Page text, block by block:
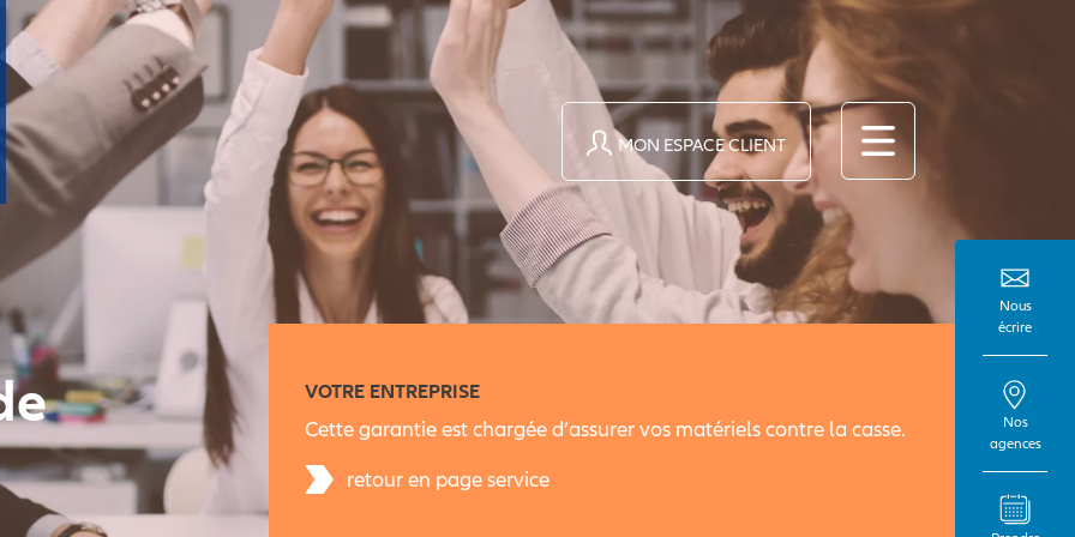
MON ESPACE CLIENT
VOTRE ENTREPRISE
Cette garantie est chargée d’assurer vos matériels contre la casse.
retour en page service
Nous
écrire
Nos
agences